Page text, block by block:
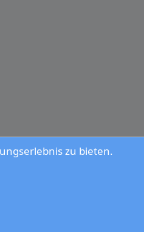
zu bieten.